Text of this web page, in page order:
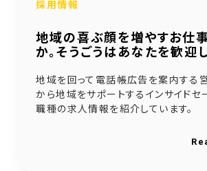
広告枠付きエンディングノートの個別販売を開始
NPO法人様と協働でエンディングノートを制作
2025.08.20
採用情報
地域の喜ぶ顔を増やすお仕事
か。そうごうはあなたを歓迎し
地域を回って電話帳広告を案内する営
から地域をサポートするインサイドセ
職種の求人情報を紹介しています。